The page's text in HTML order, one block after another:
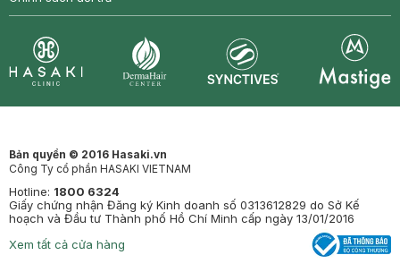
Bản quyền © 2016 Hasaki.vn
Công Ty cổ phần HASAKI VIETNAM
Hotline: 1800 6324
Giấy chứng nhận Đăng ký Kinh doanh số 0313612829 do Sở Kế
hoạch và Đầu tư Thành phố Hồ Chí Minh cấp ngày 13/01/2016
Xem tất cả cửa hàng